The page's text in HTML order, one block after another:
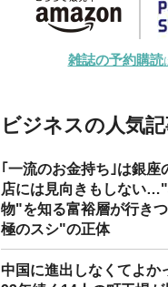
雑誌の予約購読
ビジネスの人気
｢一流のお金持ち｣は銀座
店には見向きもしない
物"を知る富裕層が行き
極のスシ"の正体
中国に進出しなくてよ